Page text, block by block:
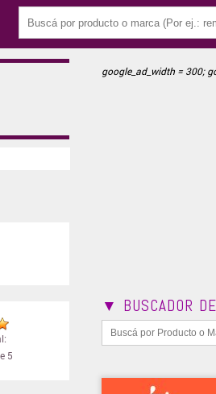
5
google_ad_width = 300;
▼ BUSCADOR